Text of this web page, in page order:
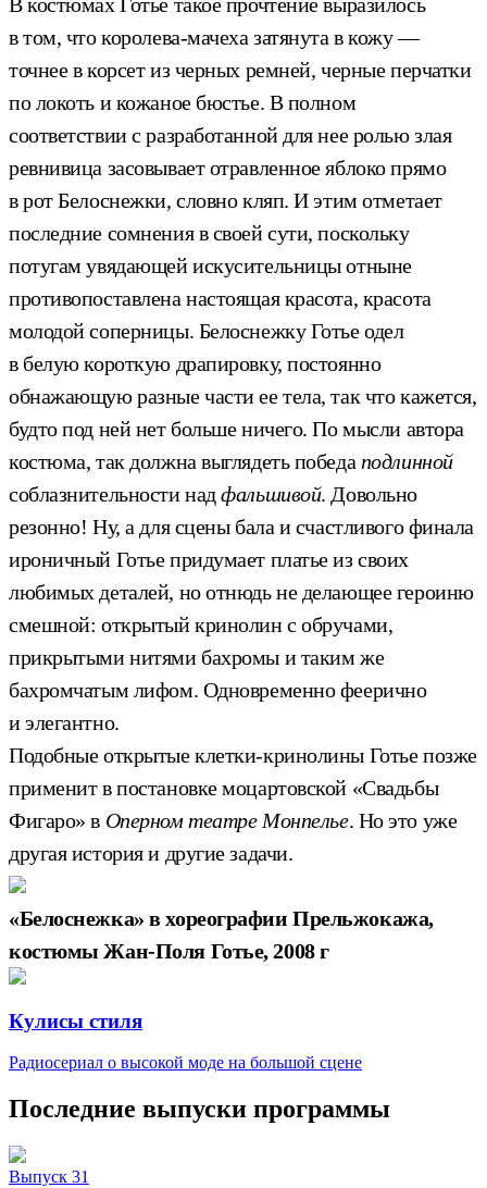
в том, что королева-мачеха затянута в кожу —
точнее в корсет из черных ремней, черные перчатки
по локоть и кожаное бюстье. В полном
соответствии с разработанной для нее ролью злая
ревнивица засовывает отравленное яблоко прямо
в рот Белоснежки, словно кляп. И этим отметает
последние сомнения в своей сути, поскольку
потугам увядающей искусительницы отныне
противопоставлена настоящая красота, красота
молодой соперницы. Белоснежку Готье одел
в белую короткую драпировку, постоянно
обнажающую разные части ее тела, так что кажется,
будто под ней нет больше ничего. По мысли автора
костюма, так должна выглядеть победа подлинной
соблазнительности надфальшивой. Довольно
резонно! Ну, а для сцены бала и счастливого финала
ироничный Готье придумает платье из своих
любимых деталей, но отнюдь не делающее героиню
смешной: открытый кринолин с обручами,
прикрытыми нитями бахромы и таким же
бахромчатым лифом. Одновременно феерично
и элегантно.
Подобные открытые клетки-кринолины Готье позже
применит в постановке моцартовской «Свадьбы
Фигаро» в Оперном театре Монпелье. Но это уже
другая история и другие задачи.
«Белоснежка» в хореографии Прельжокажа,
костюмы Жан-Поля Готье, 2008 г
Кулисы стиля
Радиосериал о высокой моде на большой сцене
Последние выпуски программы
Выпуск 31